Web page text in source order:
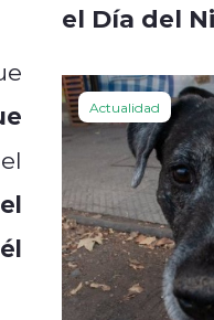
el Día del
Actualidad